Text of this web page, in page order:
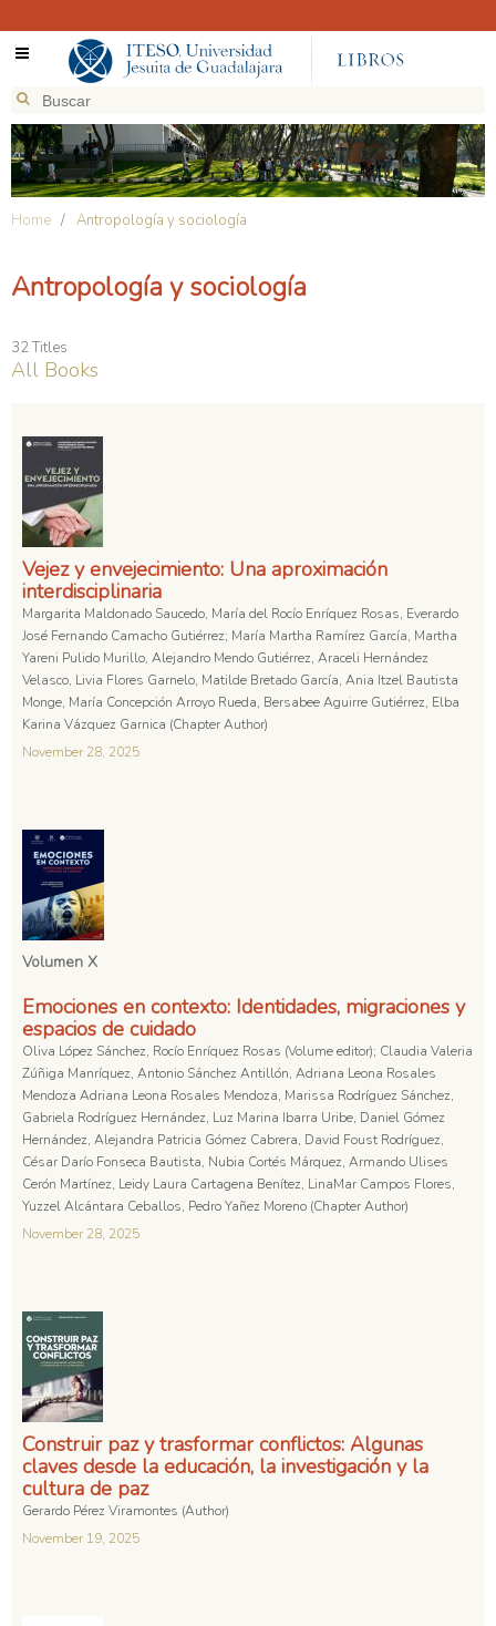
Home / Antropología y sociología
Antropología y sociología
32 Titles
All Books
Vejez y envejecimiento: Una aproximación
interdisciplinaria
Margarita Maldonado Saucedo, María del Rocío Enríquez Rosas, Everardo
José Fernando Camacho Gutiérrez; María Martha Ramírez García, Martha
Yareni Pulido Murillo, Alejandro Mendo Gutiérrez, Araceli Hernández
Velasco, Livia Flores Garnelo, Matilde Bretado García, Ania Itzel Bautista
Monge, María Concepción Arroyo Rueda, Bersabee Aguirre Gutiérrez, Elba
Karina Vázquez Garnica (Chapter Author)
November 28, 2025
Volumen X
Emociones en contexto: Identidades, migraciones y
espacios de cuidado
Oliva López Sánchez, Rocío Enríquez Rosas (Volume editor); Claudia Valeria
Zúñiga Manríquez, Antonio Sánchez Antillón, Adriana Leona Rosales
Mendoza Adriana Leona Rosales Mendoza, Marissa Rodríguez Sánchez,
Gabriela Rodríguez Hernández, Luz Marina Ibarra Uribe, Daniel Gómez
Hernández, Alejandra Patricia Gómez Cabrera, David Foust Rodríguez,
César Darío Fonseca Bautista, Nubia Cortés Márquez, Armando Ulises
Cerón Martínez, Leidy Laura Cartagena Benítez, LinaMar Campos Flores,
Yuzzel Alcántara Ceballos, Pedro Yañez Moreno (Chapter Author)
November 28, 2025
Construir paz y trasformar conflictos: Algunas
claves desde la educación, la investigación y la
cultura de paz
Gerardo Pérez Viramontes (Author)
November 19, 2025